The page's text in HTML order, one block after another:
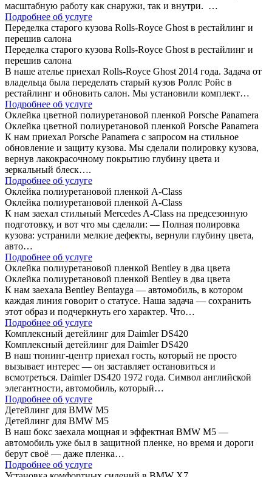
масштабную работу как снаружи, так и внутри. …
Подробнее об услуге
Переделка старого кузова Rolls-Royce Ghost в рестайлинг и
перешив салона
Переделка старого кузова Rolls-Royce Ghost в рестайлинг и
перешив салона
В наше ателье приехал Rolls-Royce Ghost 2014 года. Задача от
владельца была переделать старый кузов Роллс Ройс в
рестайлинг и обновить салон. Мы установили комплект…
Подробнее об услуге
Оклейка цветной полиуретановой пленкой Porsche Panamera
Оклейка цветной полиуретановой пленкой Porsche Panamera
К нам приехал Porsche Panamera с запросом на стильное
обновление и защиту кузова. Мы сделали полировку кузова,
вернув лакокрасочному покрытию глубину цвета и
зеркальный блеск….
Подробнее об услуге
Оклейка полиуретановой пленкой A-Class
Оклейка полиуретановой пленкой A-Class
К нам заехал стильный Mercedes A-Class на предсезонную
подготовку, и вот что мы сделали: — Полная полировка
кузова: устранили мелкие дефекты, вернули глубину цвета,
авто…
Подробнее об услуге
Оклейка полиуретановой пленкой Bentley в два цвета
Оклейка полиуретановой пленкой Bentley в два цвета
К нам заехала Bentley Bentayga — автомобиль, в котором
каждая линия говорит о статусе. Наша задача — сохранить
этот образ и подчеркнуть его характер. Что…
Подробнее об услуге
Комплексный детейлинг для Daimler DS420
Комплексный детейлинг для Daimler DS420
В наш тюнинг-центр приехал гость, который не просто
вызывает интерес — он заставляет остановиться и
всмотреться. Daimler DS420 1972 года. Символ английской
элегантности, автомобиль, который…
Подробнее об услуге
Детейлинг для BMW M5
Детейлинг для BMW M5
В наш бокс заехала мощная и эффектная BMW M5 —
автомобиль уже был в защитной пленке, но время и дороги
берут своё — даже пленка…
Подробнее об услуге